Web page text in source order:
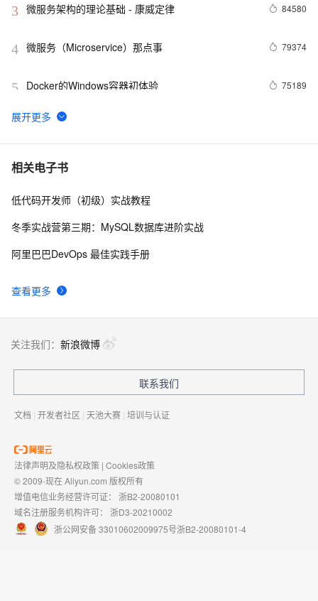
3 微服务架构的理论基础 - 康威定律 84580
4 微服务（Microservice）那点事 79374
5 Docker的Windows容器初体验 75189
6 3分钟，了解阿里云热门开发者工具 Cloud Toolkit
7 Docker学习路线图 (持续更新中)
8 利用Zipkin对Spring Cloud应用进行服务追踪分析
CI
相关电子书
查看更多
低代码开发师（初级）实战教程
冬季实战营第三期：MySQL数据库进阶实战
阿里巴巴DevOps 最佳实践手册
关注我们： 新浪微博
联系我们
文档 | 开发者社区 | 天池大赛 | 培训与认证
法律声明及隐私权政策 | Cookies政策
© 2009-现在 Aliyun.com 版权所有
增值电信业务经营许可证： 浙B2-20080101
域名注册服务机构许可： 浙D3-20210002
浙公网安备 33010602009975号浙B2-20080101-4